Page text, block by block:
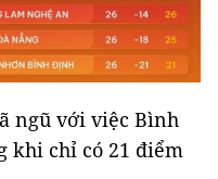
ngũ với việc Bình
khi chỉ có 21 điểm